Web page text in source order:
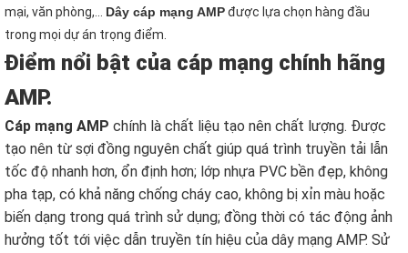
mại, văn phòng,… Dây cáp mạng AMPđược lựa chọn hàng đầu
trong mọi dự án trọng điểm.
Điểm nổi bật của cáp mạng chính hãng
AMP.
Cáp mạng AMP chính là chất liệu tạo nên chất lượng. Được
tạo nên từ sợi đồng nguyên chất giúp quá trình truyền tải lẫn
tốc độ nhanh hơn, ổn định hơn; lớp nhựa PVC bền đẹp, không
pha tạp, có khả năng chống cháy cao, không bị xỉn màu hoặc
biến dạng trong quá trình sử dụng; đồng thời có tác động ảnh
hưởng tốt tới việc dẫn truyền tín hiệu của dây mạng AMP. Sử